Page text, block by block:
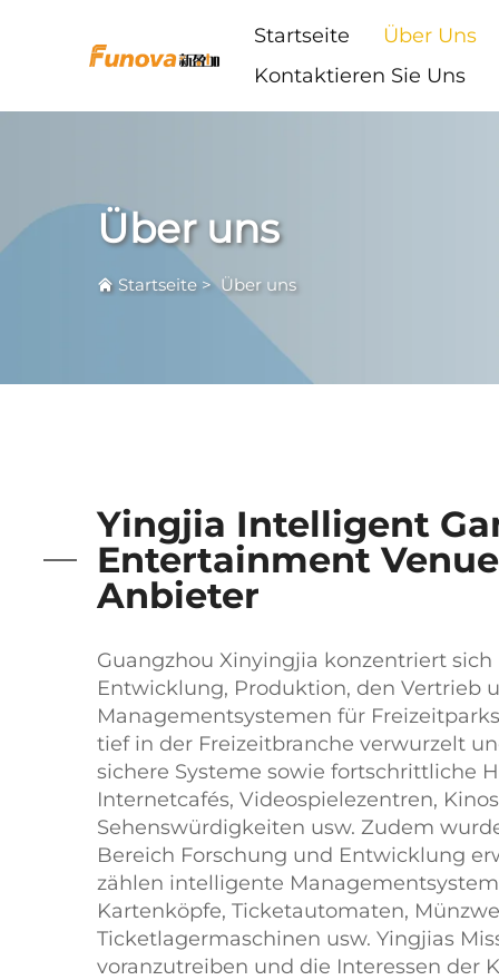
Startseite
Über Uns
Kontaktieren Sie Uns
Über uns
Startseite >Über uns
Yingjia Intelligent
Entertainment
Anbieter
Guangzhou Xinyingjia konzentriert
Entwicklung, Produktion, den Vertrieb
Managementsystemen für
tief in der Freizeitbranche verwurzelt
sichere Systeme sowie fortschrittliche
Internetcafés, Videospielezentren,
Sehenswürdigkeiten usw. Zudem
Bereich Forschung und Entwicklung
zählen intelligente
Kartenköpfe, Ticketautomaten,
Ticketlagermaschinen usw. Yingjias
voranzutreiben und die Interessen der